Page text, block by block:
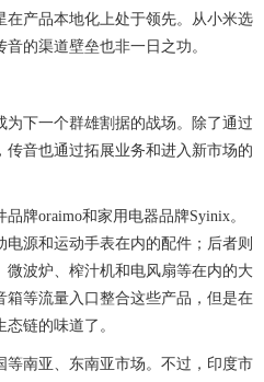
在产品本地化上处于领先。从小米选
的渠道壁垒也非一日之功。
下一个群雄割据的战场。除了通过
音也通过拓展业务和进入新市场的
牌oraimo和家用电器品牌Syinix。
源和运动手表在内的配件；后者则
微波炉、榨汁机和电风扇等在内的大
箱等流量入口整合这些产品，但是在
链的味道了。
等南亚、东南亚市场。不过，印度市